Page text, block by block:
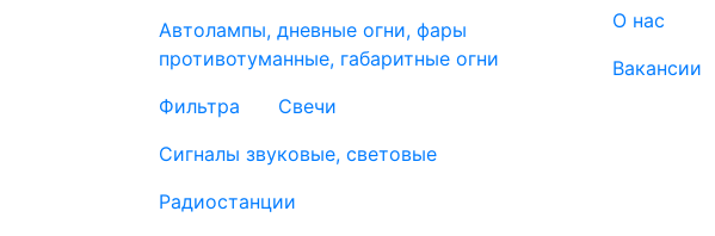
Автолампы, дневные огни, фары
противотуманные, габаритные огни
Фильтра
Свечи
Сигналы звуковые, световые
Радиостанции
О нас
Вакансии